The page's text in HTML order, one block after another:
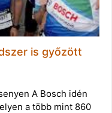
is győzött
A Bosch idén
a több mint 860